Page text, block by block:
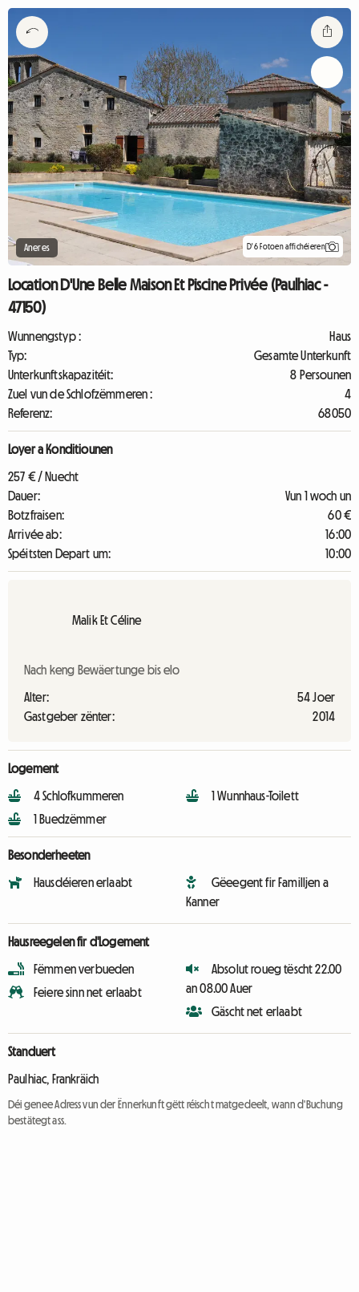
Aneres D'6 Fotoen affichéieren
Location D'Une Belle Maison Et Piscine Privée (Paulhiac -
47150)
Wunnengstyp :
Haus
Typ:
Gesamte Unterkunft
Unterkunftskapazitéit:
8 Persounen
Zuel vun de Schlofzëmmeren :
4
Referenz:
68050
Loyer a Konditiounen
257 € / Nuecht
Dauer:
Vun 1 woch un
Botzfraisen:
60 €
Arrivée ab:
16:00
Spéitsten Depart um:
10:00
Malik Et Céline
Nach keng Bewäertunge bis elo
Alter:
54 Joer
Gastgeber zënter:
2014
Logement
4 Schlofkummeren
1 Buedzëmmer
1 Wunnhaus-Toilett
Besonderheeten
Hausdéieren erlaabt
Gëeegent fir Familljen a
Kanner
Hausreegelen fir d'Logement
Fëmmen verbueden
Feiere sinn net erlaabt
Absolut roueg tëscht 22.00
an 08.00 Auer
Gäscht net erlaabt
Standuert
Paulhiac, Frankräich
Déi genee Adress vun der Ënnerkunft gëtt réischt matgedeelt, wann d'Buchung
bestätegt ass.